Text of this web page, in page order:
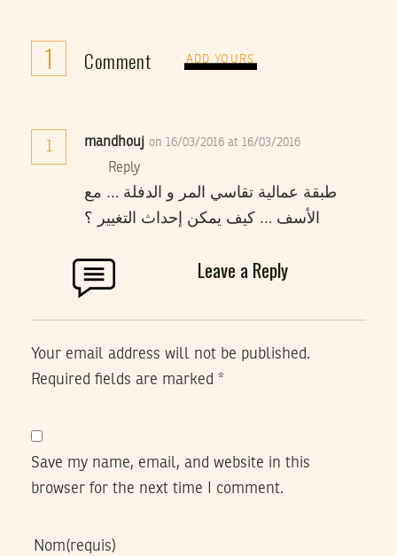
1 Comment ADD YOURS
1 mandhouj on 16/03/2016 at 16/03/2016
Reply
طبقة عمالية تقاسي المر و الدفلة … مع
الأسف … كيف يمكن إحداث التغيير ؟
Leave a Reply
Your email address will not be published.
Required fields are marked *
Save my name, email, and website in this
browser for the next time I comment.
Nom(requis)